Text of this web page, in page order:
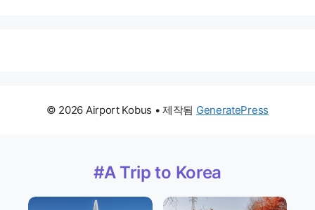
© 2026 Airport Kobus • 제작됨 GeneratePress
#A Trip to Korea